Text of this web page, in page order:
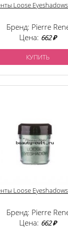
Loose Eyeshadows
Бренд: Pierre
Цена: 662 ₽
КУПИТЬ
Loose Eyeshadows
Бренд: Pierre
Цена: 662 ₽